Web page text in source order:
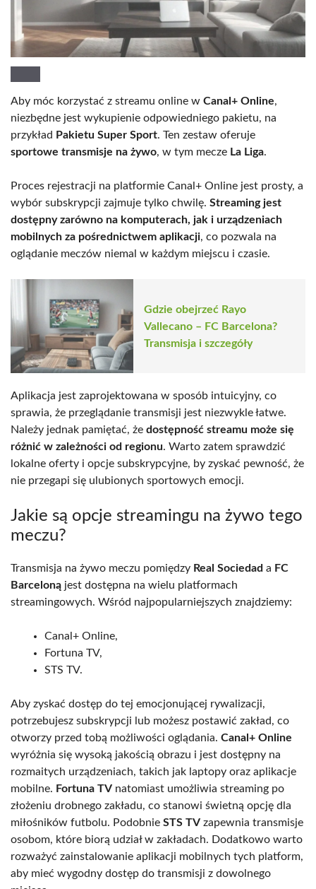
Aby móc korzystać z streamu online w Canal+ Online,
niezbędne jest wykupienie odpowiedniego pakietu, na
przykład Pakietu Super Sport. Ten zestaw oferuje
sportowe transmisje na żywo, w tym mecze La Liga.
Proces rejestracji na platformie Canal+ Online jest prosty, a
wybór subskrypcji zajmuje tylko chwilę. Streaming jest
dostępny zarówno na komputerach, jak i urządzeniach
mobilnych za pośrednictwem aplikacji, co pozwala na
oglądanie meczów niemal w każdym miejscu i czasie.
Gdzie obejrzeć Rayo
Vallecano – FC Barcelona?
Transmisja i szczegóły
Aplikacja jest zaprojektowana w sposób intuicyjny, co
sprawia, że przeglądanie transmisji jest niezwykle łatwe.
Należy jednak pamiętać, że dostępność streamu może się
różnić w zależności od regionu. Warto zatem sprawdzić
lokalne oferty i opcje subskrypcyjne, by zyskać pewność, że
nie przegapi się ulubionych sportowych emocji.
Jakie są opcje streamingu na żywo tego
meczu?
Transmisja na żywo meczu pomiędzy Real Sociedad a FC
Barceloną jest dostępna na wielu platformach
streamingowych. Wśród najpopularniejszych znajdziemy:
Canal+ Online,
Fortuna TV,
STS TV.
Aby zyskać dostęp do tej emocjonującej rywalizacji,
potrzebujesz subskrypcji lub możesz postawić zakład, co
otworzy przed tobą możliwości oglądania. Canal+ Online
wyróżnia się wysoką jakością obrazu i jest dostępny na
rozmaitych urządzeniach, takich jak laptopy oraz aplikacje
mobilne. Fortuna TV natomiast umożliwia streaming po
złożeniu drobnego zakładu, co stanowi świetną opcję dla
miłośników futbolu. Podobnie STS TV zapewnia transmisje
osobom, które biorą udział w zakładach. Dodatkowo warto
rozważyć zainstalowanie aplikacji mobilnych tych platform,
aby mieć wygodny dostęp do transmisji z dowolnego